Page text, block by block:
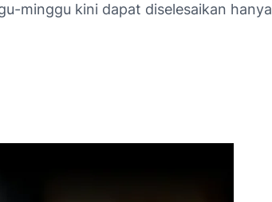
minggu kini dapat diselesaikan hanya